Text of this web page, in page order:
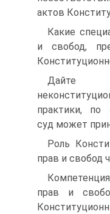
актов
Какие
и свобод,
Дайте
практики, по
суд может
Роль
прав и свобод
прав и